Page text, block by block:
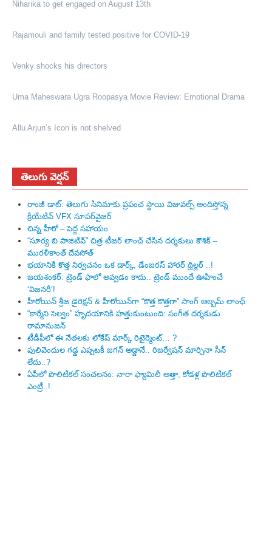
Niharika to get engaged on August 13th
Rajamouli and family tested positive for COVID-19
Venky shocks his directors
Uma Maheswara Ugra Roopasya Movie Review: Emotional Drama
Allu Arjun’s Icon is not shelved
తెలుగు వెర్షన్
రాంజీ డాట్: తెలుగు సినిమాకు ప్రపంచ స్థాయి విజువల్స్ అందిస్తోన్న
క్రియేటివ్ VFX సూపర్‌వైజర్
చిన్న హీరో – పెద్ద సహాయం
“సూర్య బి పాజిటివ్” చిత్ర టీజర్ లాంచ్ చేసిన‌ దర్శకులు కౌశిక్ –
మురళీకాంత్ దేవసోత్
భయానికి కొత్త నిర్వచనం ఒక డార్క్, డేంజరస్ హారర్ థ్రిల్లర్ ..!
జయశంకర్: ట్రెండ్‌ ఫాలో అవ్వడం కాదు.. ట్రెండ్‌ ముందే ఊహించే
‘విజనరీ’!
హీరోయిన్ శ్రీజ డైరెక్ష‌న్ & హీరోయిన్‌గా “కొత్త కొత్తగా” సాంగ్ ఆల్బమ్ లాంఛ్
“కార్మేని సెల్వం” హృదయానికి హత్తుకుంటుంది: సంగీత దర్శకుడు
రామానుజన్
టీడీపీలో ఈ నేత‌ల‌కు లోకేష్ మార్క్ రిటైర్మెంట్‌… ?
పులివెందుల గ‌డ్డ ఎప్ప‌ట‌కీ జ‌గ‌న్ అడ్డానే.. రిజ‌ర్వేష‌న్ మార్చినా సీన్
లేదు..?
ఏపీలో పొలిటిక‌ల్ సంచ‌ల‌నం: నారా ఫ్యామిలీ అత్తా, కోడ‌ళ్ల పొలిటికల్
ఎంట్రీ..!